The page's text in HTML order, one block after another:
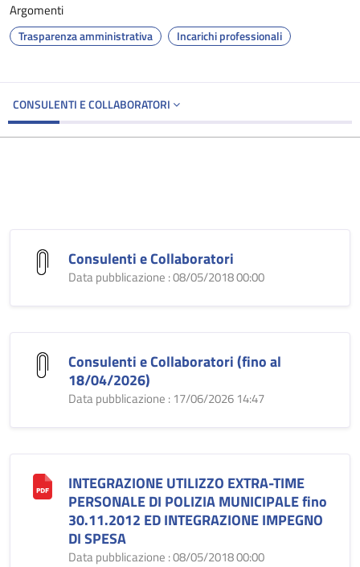
Argomenti
Trasparenza amministrativa Incarichi professionali
CONSULENTI E COLLABORATORI
Consulenti e Collaboratori
Data pubblicazione : 08/05/2018 00:00
Consulenti e Collaboratori (fino al
18/04/2026)
Data pubblicazione : 17/06/2026 14:47
INTEGRAZIONE UTILIZZO EXTRA-TIME
PERSONALE DI POLIZIA MUNICIPALE fino
30.11.2012 ED INTEGRAZIONE IMPEGNO
DI SPESA
Data pubblicazione : 08/05/2018 00:00